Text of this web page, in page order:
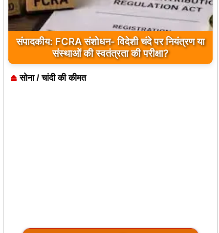
संपादकीय: FCRA संशोधन- विदेशी चंदे पर नियंत्रण या
संस्थाओं की स्वतंत्रता की परीक्षा?
सोना / चांदी की कीमत